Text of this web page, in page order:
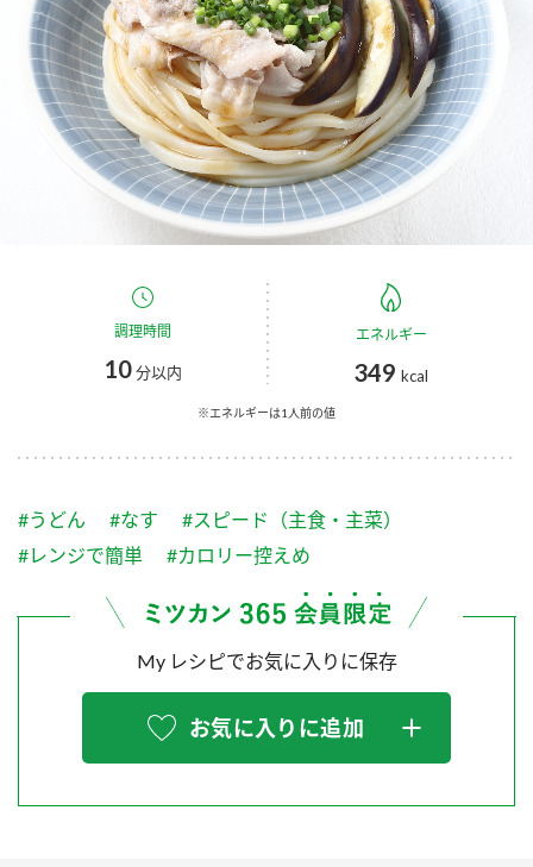
お酢ドリンク ぽん酢
みりん風・料理酒 鍋用調味料
たれ
スープ 中華
ふりかけ おすしの素
炊き込みご飯の素 米飯用調味液
Fibee
ブランド・スペシャルサイト
ブランド・スペシャルサイト トップ
商品ブランドサイト
Fibee（ファイビー）
くらしプラ酢
お酢ドリンク
つゆ
納豆のサイト
三ツ判山吹
スペシャルサイト
お酢を知ろう！
すしラボ
企業情報
国内事業概要
企業理念
ミツカンの歴史
ミツカンを知る
環境への取り組み
MIM（ミツカンミュージアム）
お客様相談センター
お客様の声をいかしました
販売終了製品のご案内
よくあるご質問
調理時間
10分以内
エネルギー
349 kcal
※エネルギーは1人前の値
#うどん #なす
#スピード（主食・主菜）
#レンジで簡単
#カロリー控えめ
My レシピでお気に入りに保存
お気に入りに追加